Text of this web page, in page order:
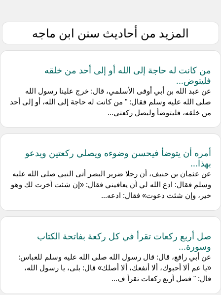
المزيد من أحاديث سنن ابن ماجه
من كانت له حاجة إلى الله أو إلى أحد من خلقه
فليتوض...
عن عبد الله بن أبي أوفى الأسلمي، قال: خرج علينا رسول الله
صلى الله عليه وسلم فقال: " من كانت له حاجة إلى الله، أو إلى أحد
من خلقه، فليتوضأ وليصل ركعتي...
أمره أن يتوضأ فيحسن وضوءه ويصلي ركعتين ويدعو
بهذا...
عن عثمان بن حنيف، أن رجلا ضرير البصر أتى النبي صلى الله عليه
وسلم فقال: ادع الله لي أن يعافيني فقال: «إن شئت أخرت لك وهو
خير، وإن شئت دعوت» فقال: ادعه...
صل أربع ركعات تقرأ في كل ركعة بفاتحة الكتاب
وسورة...
عن أبي رافع، قال: قال رسول الله صلى الله عليه وسلم للعباس:
«يا عم ألا أحبوك، ألا أنفعك، ألا أصلك» قال: بلى، يا رسول الله،
قال: " فصل أربع ركعات تقرأ ف...